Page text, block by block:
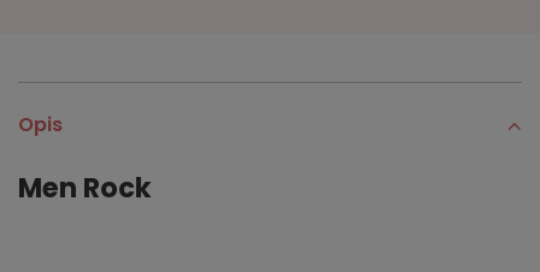
Opis
Men Rock